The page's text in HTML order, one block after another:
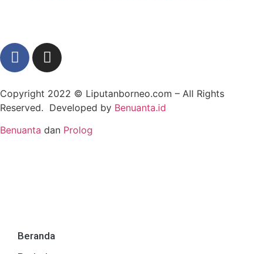
Copyright 2022 © Liputanborneo.com – All Rights
Reserved. Developed by Benuanta.id
Benuanta dan Prolog
Beranda